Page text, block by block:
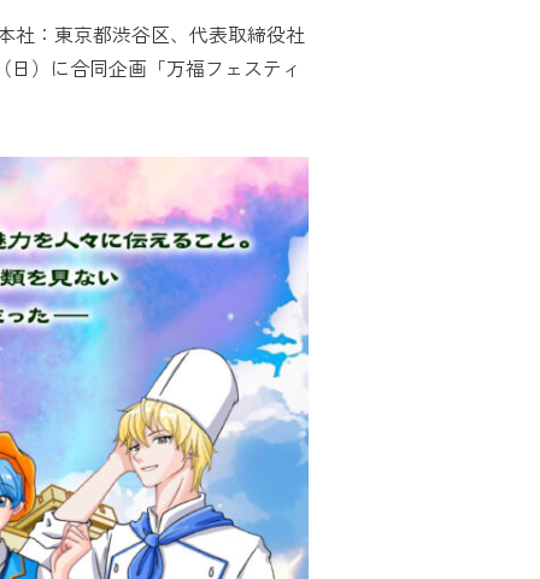
社：東京都渋谷区、代表取締役社
日）に合同企画「万福フェスティ